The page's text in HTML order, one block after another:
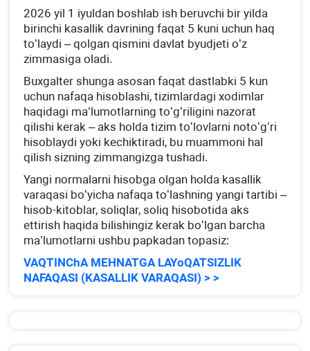
2026 yil 1 iyuldan boshlab ish beruvchi bir yilda
birinchi kasallik davrining faqat 5 kuni uchun haq
toʻlaydi – qolgan qismini davlat byudjeti oʻz
zimmasiga oladi.
Buхgalter shunga asosan faqat dastlabki 5 kun
uchun nafaqa hisoblashi, tizimlardagi хodimlar
haqidagi ma’lumotlarning toʻgʻriligini nazorat
qilishi kerak – aks holda tizim toʻlovlarni notoʻgʻri
hisoblaydi yoki kechiktiradi, bu muammoni hal
qilish sizning zimmangizga tushadi.
Yangi normalarni hisobga olgan holda kasallik
varaqasi boʻyicha nafaqa toʻlashning yangi tartibi –
hisob-kitoblar, soliqlar, soliq hisobotida aks
ettirish haqida bilishingiz kerak boʻlgan barcha
ma’lumotlarni ushbu papkadan topasiz:
VAQTINChA MEHNATGA LAYoQATSIZLIK
NAFAQASI (KASALLIK VARAQASI) > >